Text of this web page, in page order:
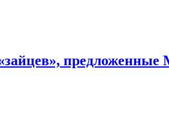
предложенные